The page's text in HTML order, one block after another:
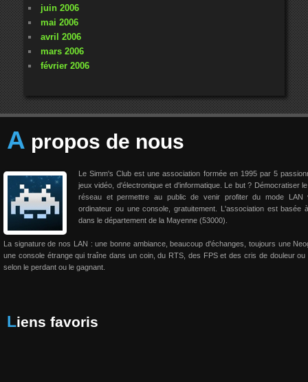
juin 2006
mai 2006
avril 2006
mars 2006
février 2006
A propos de nous
Le Simm's Club est une association formée en 1995 par 5
jeux vidéo, d'électronique et d'informatique. Le but ? Démocratiser
réseau et permettre au public de venir profiter du mode LAN
ordinateur ou une console, gratuitement. L'association est basée
dans le département de la Mayenne (53000).
La signature de nos LAN : une bonne ambiance, beaucoup d'échanges, toujours une
une console étrange qui traîne dans un coin, du RTS, des FPS et des cris de douleur ou
selon le perdant ou le gagnant.
Liens favoris